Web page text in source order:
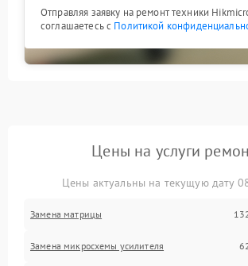
Отправляя заявку на ремонт техники
соглашаетесь с Политикой
Цены на услуги
Цены актуальны на текущую дату
Замена матрицы
Замена микросхемы усилителя